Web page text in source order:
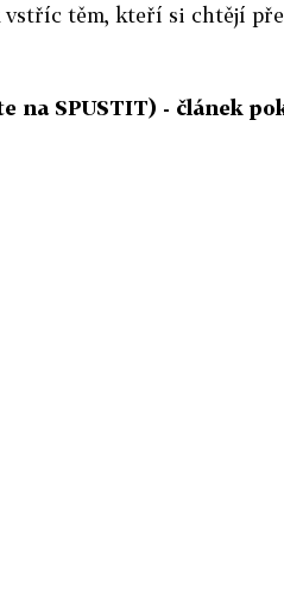
vstříc těm, kteří si chtějí
na SPUSTIT) - článek